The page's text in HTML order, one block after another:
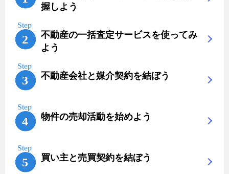
握しよう
不動産の一括査定サービスを使ってみ
よう
不動産会社と媒介契約を結ぼう
物件の売却活動を始めよう
買い主と売買契約を結ぼう